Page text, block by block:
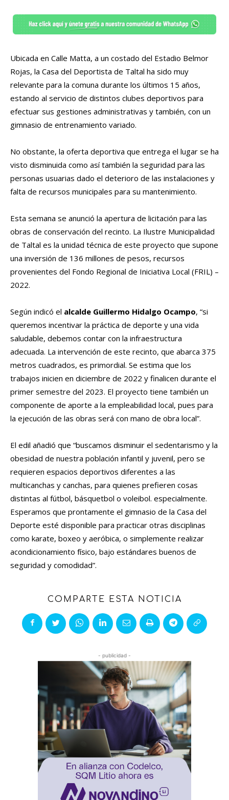
Ubicada en Calle Matta, a un costado del Estadio Belmor
Rojas, la Casa del Deportista de Taltal ha sido muy
relevante para la comuna durante los últimos 15 años,
estando al servicio de distintos clubes deportivos para
efectuar sus gestiones administrativas y también, con un
gimnasio de entrenamiento variado.
No obstante, la oferta deportiva que entrega el lugar se ha
visto disminuida como así también la seguridad para las
personas usuarias dado el deterioro de las instalaciones y
falta de recursos municipales para su mantenimiento.
Esta semana se anunció la apertura de licitación para las
obras de conservación del recinto. La Ilustre Municipalidad
de Taltal es la unidad técnica de este proyecto que supone
una inversión de 136 millones de pesos, recursos
provenientes del Fondo Regional de Iniciativa Local (FRIL) –
2022.
Según indicó el alcalde Guillermo Hidalgo Ocampo, “si
queremos incentivar la práctica de deporte y una vida
saludable, debemos contar con la infraestructura
adecuada. La intervención de este recinto, que abarca 375
metros cuadrados, es primordial. Se estima que los
trabajos inicien en diciembre de 2022 y finalicen durante el
primer semestre del 2023. El proyecto tiene también un
componente de aporte a la empleabilidad local, pues para
la ejecución de las obras será con mano de obra local”.
El edil añadió que “buscamos disminuir el sedentarismo y la
obesidad de nuestra población infantil y juvenil, pero se
requieren espacios deportivos diferentes a las
multicanchas y canchas, para quienes prefieren cosas
distintas al fútbol, básquetbol o voleibol. especialmente.
Esperamos que prontamente el gimnasio de la Casa del
Deporte esté disponible para practicar otras disciplinas
como karate, boxeo y aeróbica, o simplemente realizar
acondicionamiento físico, bajo estándares buenos de
seguridad y comodidad”.
COMPARTE ESTA NOTICIA
- publicidad -